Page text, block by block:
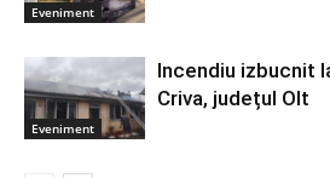
Eveniment
Eveniment
Incendiu izbucnit
Criva, județul Olt